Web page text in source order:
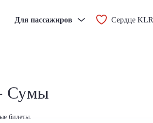
Для пассажиров Сердце KLR
Сумы
билеты.